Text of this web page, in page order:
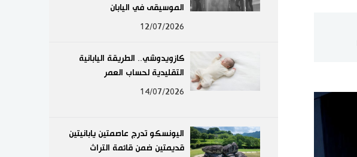
ثقافة
طوكيو
الموسيقى في اليابان
12/07/2026
كازويدوشي.. الطريقة اليابانية
التقليدية لحساب العمر
14/07/2026
اليونسكو تدرج عاصمتين يابانيتين
قديمتين ضمن قائمة التراث